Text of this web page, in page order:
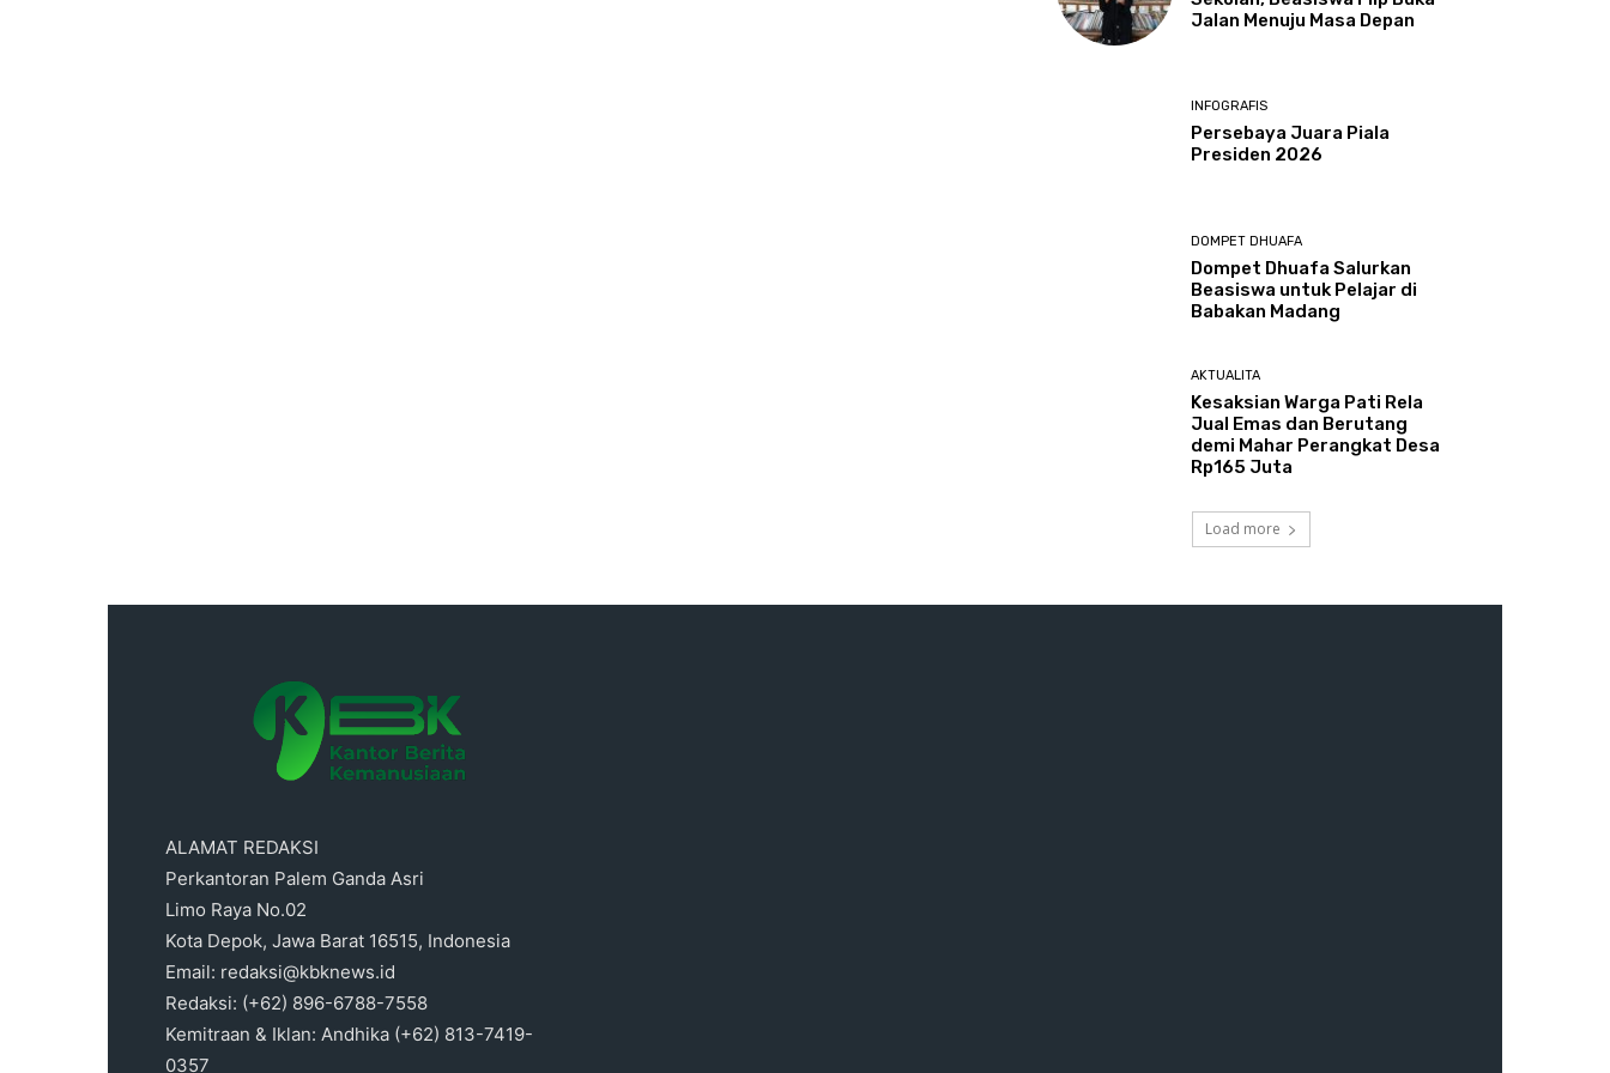
Jalan Menuju Masa Depan
INFOGRAFIS
Persebaya Juara Piala
Presiden 2026
DOMPET DHUAFA
Dompet Dhuafa Salurkan
Beasiswa untuk Pelajar di
Babakan Madang
AKTUALITA
Kesaksian Warga Pati Rela
Jual Emas dan Berutang
demi Mahar Perangkat Desa
Rp165 Juta
Load more
ALAMAT REDAKSI
Perkantoran Palem Ganda Asri
Limo Raya No.02
Kota Depok, Jawa Barat 16515, Indonesia
Email: redaksi@kbknews.id
Redaksi: (+62) 896-6788-7558
Kemitraan & Iklan: Andhika (+62) 813-7419-
0357